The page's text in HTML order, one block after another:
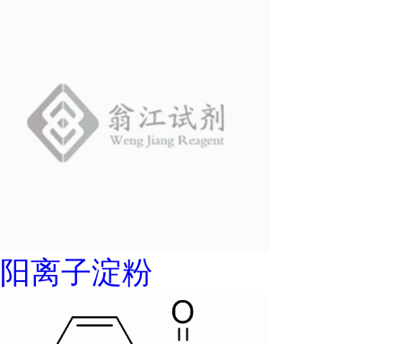
阳离子淀粉